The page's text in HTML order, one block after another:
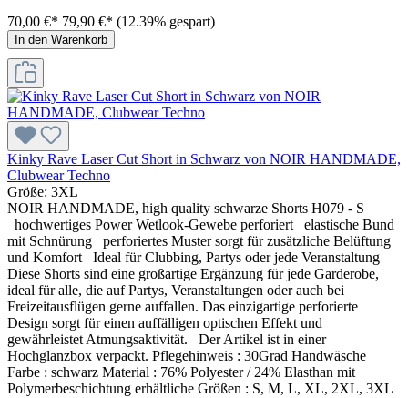
70,00 €* 79,90 €* (12.39% gespart)
In den Warenkorb
Kinky Rave Laser Cut Short in Schwarz von NOIR HANDMADE,
Clubwear Techno
Größe: 3XL
NOIR HANDMADE, high quality schwarze Shorts H079 - S
hochwertiges Power Wetlook-Gewebe perforiert elastische Bund
mit Schnürung perforiertes Muster sorgt für zusätzliche Belüftung
und Komfort Ideal für Clubbing, Partys oder jede Veranstaltung
Diese Shorts sind eine großartige Ergänzung für jede Garderobe,
ideal für alle, die auf Partys, Veranstaltungen oder auch bei
Freizeitausflügen gerne auffallen. Das einzigartige perforierte
Design sorgt für einen auffälligen optischen Effekt und
gewährleistet Atmungsaktivität. Der Artikel ist in einer
Hochglanzbox verpackt. Pflegehinweis : 30Grad Handwäsche
Farbe : schwarz Material : 76% Polyester / 24% Elasthan mit
Polymerbeschichtung erhältliche Größen : S, M, L, XL, 2XL, 3XL